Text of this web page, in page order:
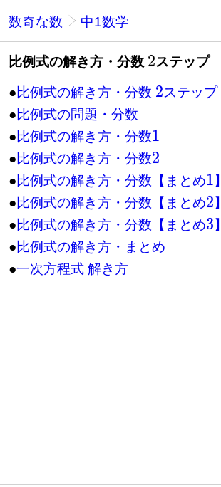
数奇な数 中1数学
比例式の解き方・分数 2ステップ
●比例式の解き方・分数 2ステップ
●比例式の問題・分数
●比例式の解き方・分数1
●比例式の解き方・分数2
●比例式の解き方・分数【まとめ1】
●比例式の解き方・分数【まとめ2】
●比例式の解き方・分数【まとめ3】
●比例式の解き方・まとめ
●一次方程式 解き方